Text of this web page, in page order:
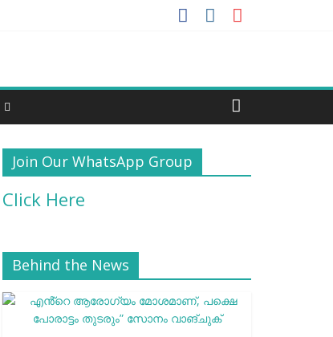
Join Our WhatsApp Group
Click Here
Behind the News